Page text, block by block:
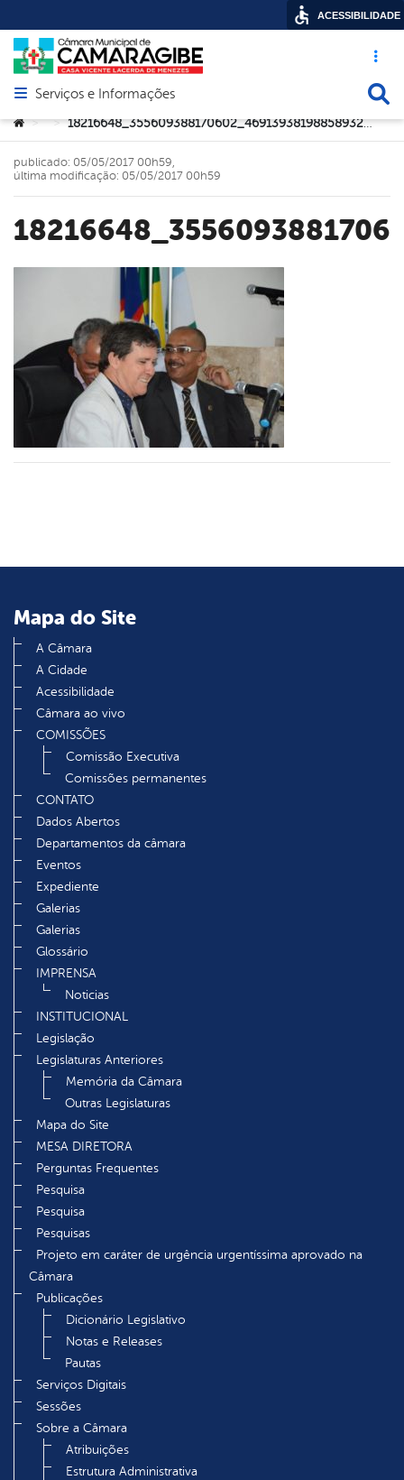
Acesso
Abrir menu principal de navegação
Serviços e Informações
Você está aqui:
> > 18216648_355609388170602_4691393819885893224_o
publicado: 05/05/2017 00h59,
última modificação: 05/05/2017 00h59
Mapa do Site
A Câmara
A Cidade
Acessibilidade
Câmara ao vivo
COMISSÕES
Comissão Executiva
Comissões permanentes
CONTATO
Dados Abertos
Departamentos da câmara
Eventos
Expediente
Galerias
Galerias
Glossário
IMPRENSA
Noticias
INSTITUCIONAL
Legislação
Legislaturas Anteriores
Memória da Câmara
Outras Legislaturas
Mapa do Site
MESA DIRETORA
Perguntas Frequentes
Pesquisa
Pesquisa
Pesquisas
Projeto em caráter de urgência urgentíssima aprovado na
Câmara
Publicações
Dicionário Legislativo
Notas e Releases
Pautas
Serviços Digitais
Sessões
Sobre a Câmara
Atribuições
Estrutura Administrativa
ACESSIBILIDADE